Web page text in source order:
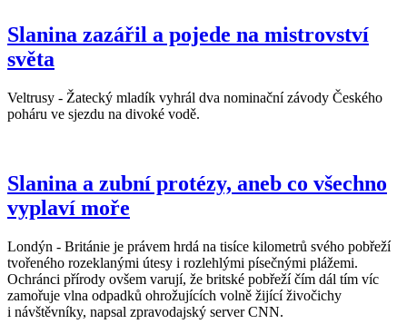
Slanina zazářil a pojede na mistrovství
světa
Veltrusy - Žatecký mladík vyhrál dva nominační závody Českého
poháru ve sjezdu na divoké vodě.
Slanina a zubní protézy, aneb co všechno
vyplaví moře
Londýn - Británie je právem hrdá na tisíce kilometrů svého pobřeží
tvořeného rozeklanými útesy i rozlehlými písečnými plážemi.
Ochránci přírody ovšem varují, že britské pobřeží čím dál tím víc
zamořuje vlna odpadků ohrožujících volně žijící živočichy
i návštěvníky, napsal zpravodajský server CNN.